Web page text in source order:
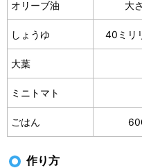
オリーブ油 大
しょうゆ 40ミリ
大葉
ミニトマト
ごはん
作り方